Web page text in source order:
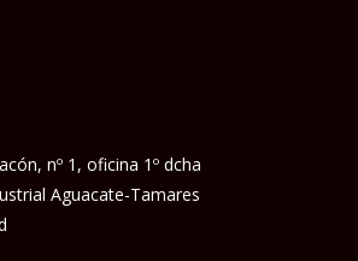
nº 1, oficina 1º dcha
Aguacate-Tamares